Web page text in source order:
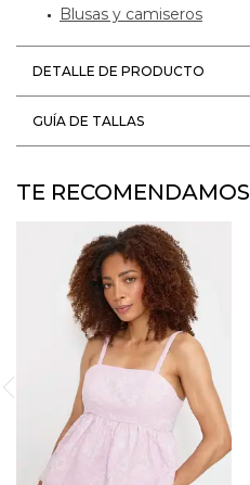
Blusas y camiseros
DETALLE DE PRODUCTO
GUÍA DE TALLAS
TE RECOMENDAMOS